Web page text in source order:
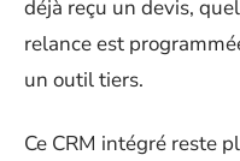
déjà reçu un devis,
relance est
un outil tiers.
Ce CRM intégré reste